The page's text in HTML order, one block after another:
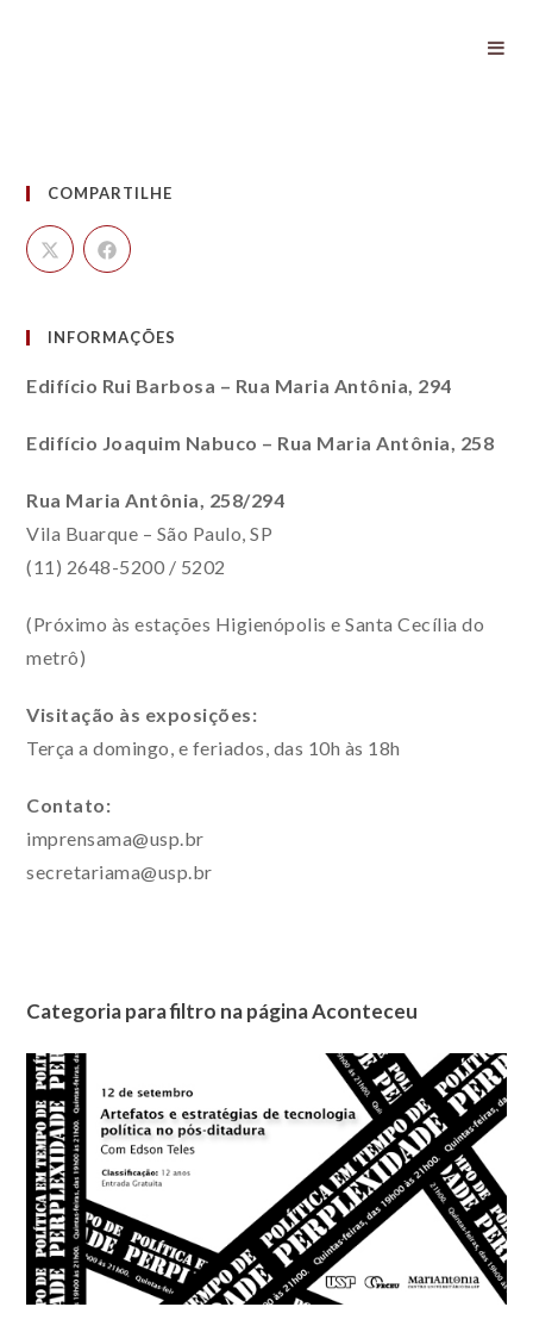
COMPARTILHE
INFORMAÇÕES
Edifício Rui Barbosa – Rua Maria Antônia, 294
Edifício Joaquim Nabuco – Rua Maria Antônia, 258
Rua Maria Antônia, 258/294
Vila Buarque – São Paulo, SP
(11) 2648-5200 / 5202
(Próximo às estações Higienópolis e Santa Cecília do
metrô)
Visitação às exposições:
Terça a domingo, e feriados, das 10h às 18h
Contato:
imprensama@usp.br
secretariama@usp.br
Categoria para filtro na página Aconteceu